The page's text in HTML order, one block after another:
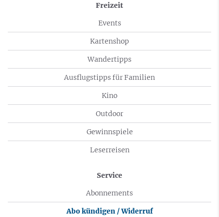
Freizeit
Events
Kartenshop
Wandertipps
Ausflugstipps für Familien
Kino
Outdoor
Gewinnspiele
Leserreisen
Service
Abonnements
Abo kündigen / Widerruf